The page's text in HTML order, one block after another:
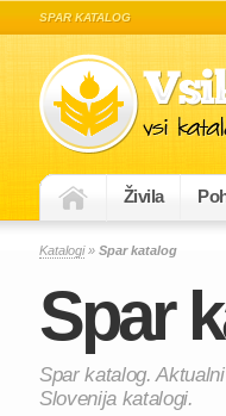
SPAR KATALOG
Živila
Katalogi» Spar katalog
Spar
Spar katalog.
Slovenija katalogi.